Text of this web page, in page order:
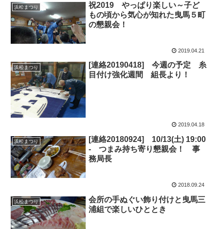
浜松まつり
祝2019 やっぱり楽しい～子ど
もの頃から気心が知れた曳馬５町
の懇親会！
2019.04.21
浜松まつり
[連絡20190418] 今週の予定 糸
目付け強化週間 組長より！
2019.04.18
浜松まつり
[連絡20180924] 10/13(土) 19:00
- つまみ持ち寄り懇親会！ 事
務局長
2018.09.24
浜松まつり
会所の手ぬぐい飾り付けと曳馬三
浦組で楽しいひととき